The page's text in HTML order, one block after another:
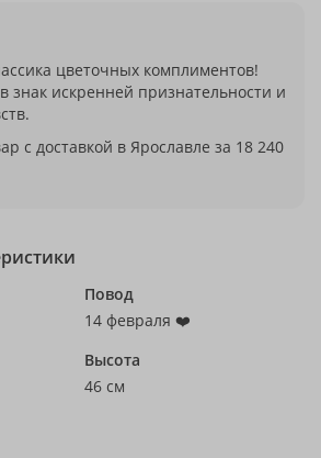
цветочных комплиментов!
знак искренней признательности и
с доставкой в Ярославле за 18 240
Повод
14 февраля ❤️
Высота
46 см